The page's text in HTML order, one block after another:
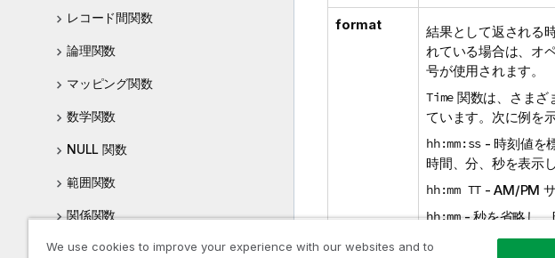
レコード間関数
論理関数
マッピング関数
数学関数
NULL 関数
範囲関数
関係関数
統計的分布関数
format
結果として返される
れている場合は、オ
号が使用されます。
Time 関数は、さまざ
ています。次に例を示
hh:mm:ss - 時刻値を
時間、分、秒を表示し
hh:mm TT - ​AM/PM
hh:mm- 秒を省略し、
hh.mm.ss - ​コロンの
We use cookies to improve your experience with our websites and to